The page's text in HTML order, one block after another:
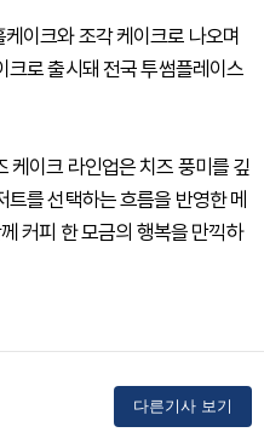
이크와 조각 케이크로 나오며
크로 출시돼 전국 투썸플레이스
케이크 라인업은 치즈 풍미를 깊
를 선택하는 흐름을 반영한 메
커피 한 모금의 행복을 만끽하
다른기사 보기